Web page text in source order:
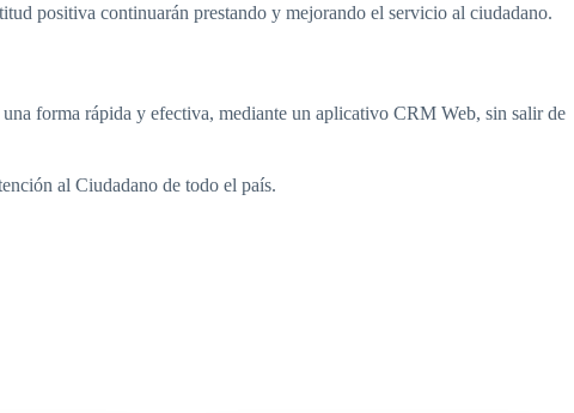
positiva continuarán prestando y mejorando el servicio al ciudadano.
forma rápida y efectiva, mediante un aplicativo CRM Web, sin salir de
al Ciudadano de todo el país.